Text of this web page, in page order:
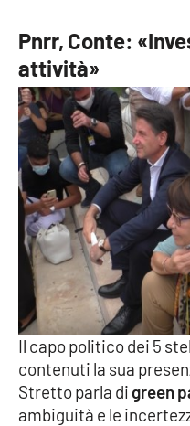
Sanità
Società
Sport
RUBRICHE
Good Morning
Parchi Marini Calabria
Leggendo Alvaro
Imprese Di Calabria
Pnrr, Conte:
attività»
Il capo politico dei 5
contenuti la sua
Stretto parla di green
ambiguità e le